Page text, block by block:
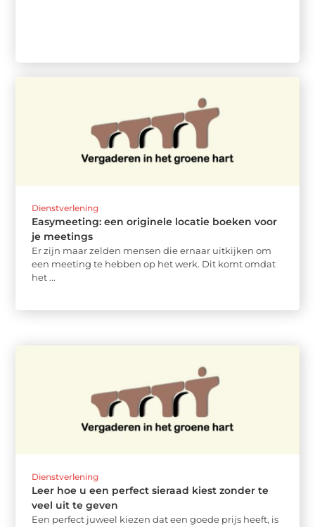
Dienstverlening
Easymeeting: een originele locatie boeken voor
je meetings
Er zijn maar zelden mensen die ernaar uitkijken om
een meeting te hebben op het werk. Dit komt omdat
het ...
Dienstverlening
Leer hoe u een perfect sieraad kiest zonder te
veel uit te geven
Een perfect juweel kiezen dat een goede prijs heeft, is